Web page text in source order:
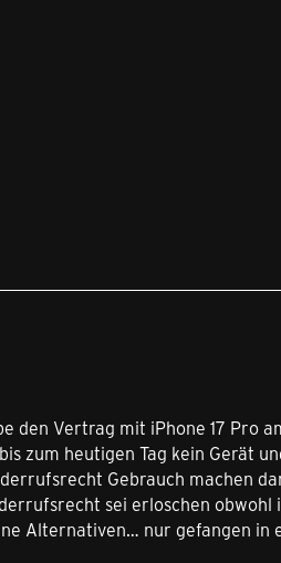
den Vertrag mit iPhone 17 Pro
zum heutigen Tag kein Gerät
Gebrauch machen
sei erloschen obwohl
Alternativen… nur gefangen in